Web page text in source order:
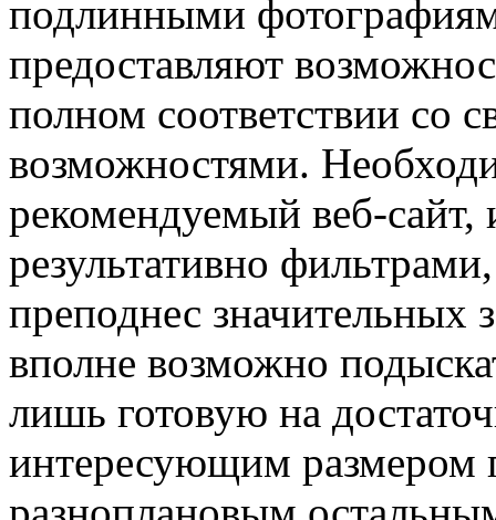
подлинными
предоставляют
полном соответствии со
возможностями.
рекомендуемый веб-сайт,
результативно
преподнес значительных
вполне возможно
лишь готовую на
интересующим размером